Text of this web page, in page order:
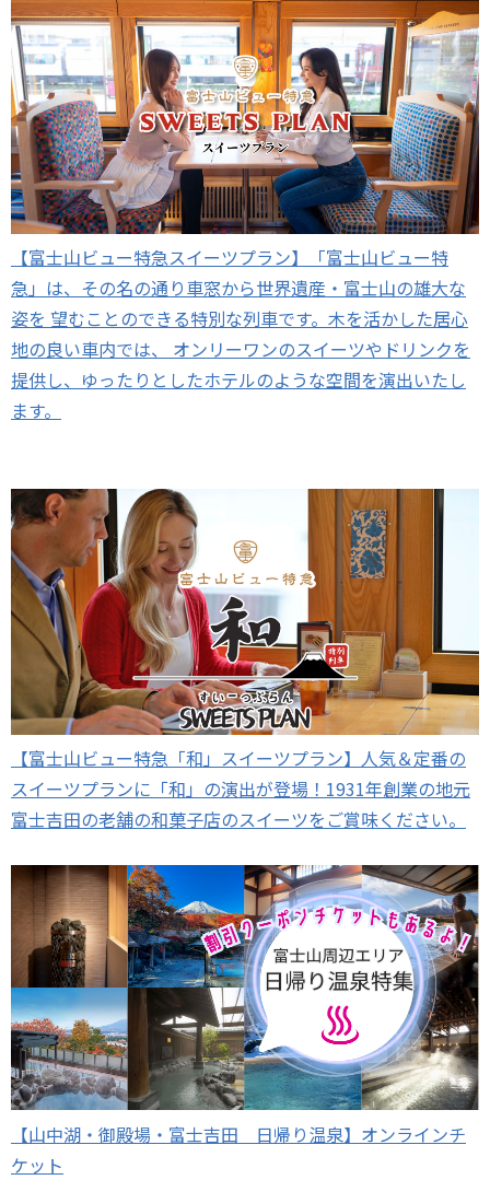
【富士山ビュー特急スイーツプラン】「富士山ビュー特
急」は、その名の通り車窓から世界遺産・富士山の雄大な
姿を 望むことのできる特別な列車です。木を活かした居心
地の良い車内では、 オンリーワンのスイーツやドリンクを
提供し、ゆったりとしたホテルのような空間を演出いたし
ます。
【富士山ビュー特急「和」スイーツプラン】人気＆定番の
スイーツプランに「和」の演出が登場！1931年創業の地元
富士吉田の老舗の和菓子店のスイーツをご賞味ください。
【山中湖・御殿場・富士吉田 日帰り温泉】オンラインチ
ケット